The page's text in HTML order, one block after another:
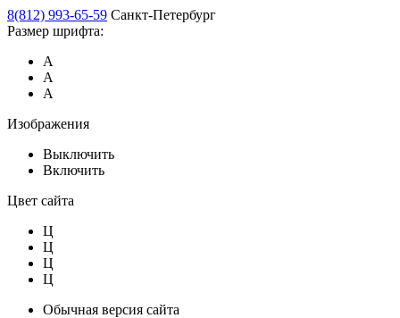
8(812) 993-65-59 Санкт-Петербург
Размер шрифта:
А
А
А
Изображения
Выключить
Включить
Цвет сайта
Ц
Ц
Ц
Ц
Обычная версия сайта